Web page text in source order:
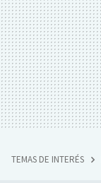
TEMAS DE INTERÉS